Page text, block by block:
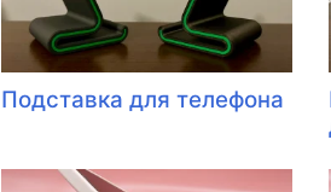
Подставка для телефона